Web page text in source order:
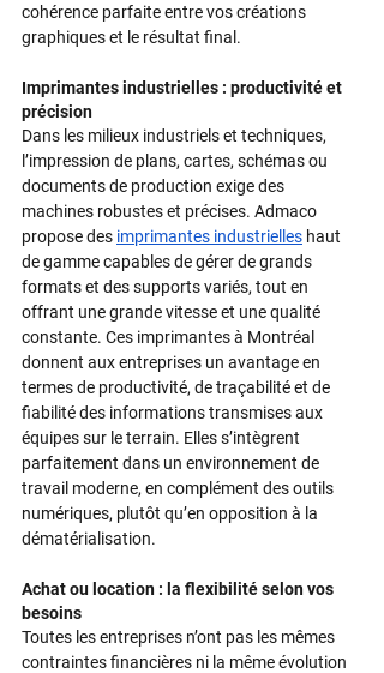
cohérence parfaite entre vos créations
graphiques et le résultat final.​
Imprimantes industrielles : productivité et
précision
Dans les milieux industriels et techniques,
l’impression de plans, cartes, schémas ou
documents de production exige des
machines robustes et précises.​ Admaco
propose des imprimantes industrielles haut
de gamme capables de gérer de grands
formats et des supports variés, tout en
offrant une grande vitesse et une qualité
constante.​ Ces imprimantes à Montréal
donnent aux entreprises un avantage en
termes de productivité, de traçabilité et de
fiabilité des informations transmises aux
équipes sur le terrain.​ Elles s’intègrent
parfaitement dans un environnement de
travail moderne, en complément des outils
numériques, plutôt qu’en opposition à la
dématérialisation.​
Achat ou location : la flexibilité selon vos
besoins
Toutes les entreprises n’ont pas les mêmes
contraintes financières ni la même évolution